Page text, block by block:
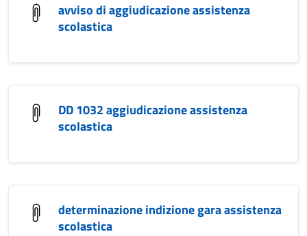
avviso di aggiudicazione assistenza
scolastica
DD 1032 aggiudicazione assistenza
scolastica
determinazione indizione gara assistenza
scolastica